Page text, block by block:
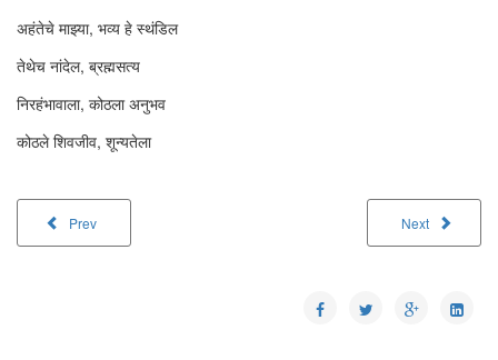
अहंतेचे माझ्या, भव्य हे स्थंडिल
तेथेच नांदेल, ब्रह्मसत्य
निरहंभावाला, कोठला अनुभव
कोठले शिवजीव, शून्यतेला
Prev Next